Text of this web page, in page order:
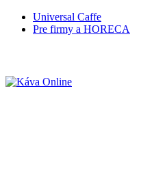
Universal Caffe
Pre firmy a HORECA